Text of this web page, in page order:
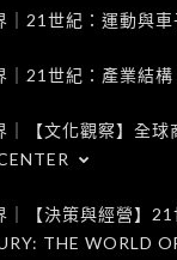
｜21世紀：運動與
｜21世紀：產業結
｜【文化觀察】全
｜【決策與經營】
THE WORLD